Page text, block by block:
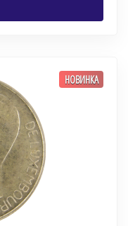
НОВИНКА